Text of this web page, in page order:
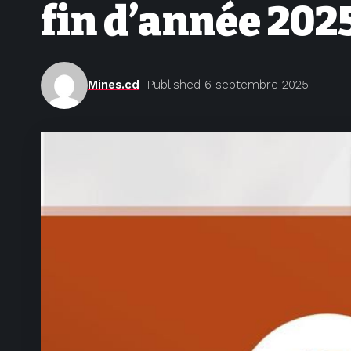
fin d’année
Mines.cd Published 6 septembre 2025